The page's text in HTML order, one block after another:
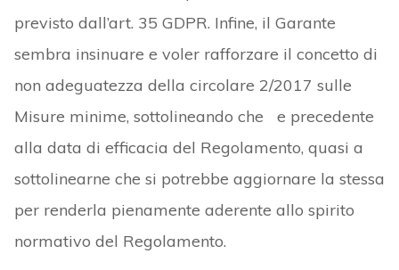
previsto dall’art. 35 GDPR. Infine, il Garante
sembra insinuare e voler rafforzare il concetto di
non adeguatezza della circolare 2/2017 sulle
Misure minime, sottolineando che
e precedente
alla data di efficacia del Regolamento, quasi a
sottolinearne che si potrebbe aggiornare la stessa
per renderla pienamente aderente allo spirito
normativo del Regolamento.